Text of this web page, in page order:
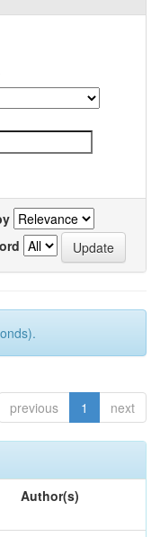
previous 1 next
Author(s)